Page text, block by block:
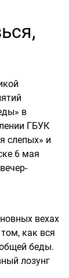
в
ГБУК
слепых» и
6 мая
вехах
как вся
беды.
лозунг